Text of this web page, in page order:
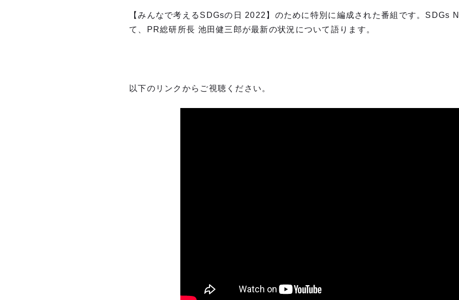
【みんなで考えるSDGsの日 2022】のために特別に編成された番組です。SDGs
て、PR総研所長 池田健三郎が最新の状況について語ります。
以下のリンクからご視聴ください。